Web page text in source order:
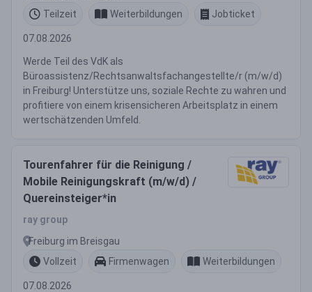
Teilzeit
Weiterbildungen Jobticket
07.08.2026
Werde Teil des VdK als
Büroassistenz/Rechtsanwaltsfachangestellte/r (m/w/d)
in Freiburg! Unterstütze uns, soziale Rechte zu wahren und
profitiere von einem krisensicheren Arbeitsplatz in einem
wertschätzenden Umfeld.
Tourenfahrer für die Reinigung /
Mobile Reinigungskraft (m/w/d) /
Quereinsteiger*in
ray group
Freiburg im Breisgau
Vollzeit
Firmenwagen Weiterbildungen
07.08.2026